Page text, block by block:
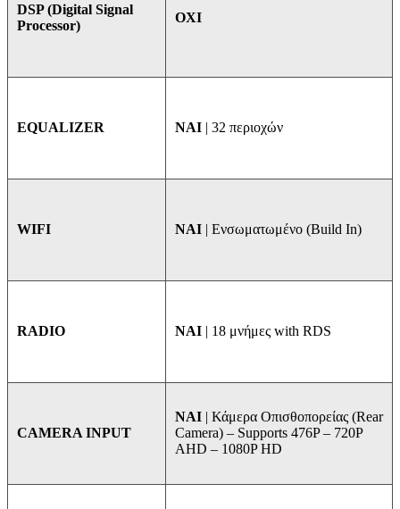
DSP (Digital Signal
Processor)
OXI
EQUALIZER NAI | 32 περιοχών
WIFI ΝΑΙ | Ενσωματωμένο (Build In)
RADIO ΝΑΙ | 18 μνήμες with RDS
CAMERA INPUT
ΝΑΙ | Κάμερα Οπισθοπορείας (Rear
Camera) – Supports 476P – 720P
AHD – 1080P HD